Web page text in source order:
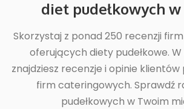
diet pudełkowych
Skorzystaj z ponad 250 recenzji
oferujących diety pudełkowe. W
znajdziesz recenzje i opinie
firm cateringowych. Sprawdź
pudełkowych w Twoim